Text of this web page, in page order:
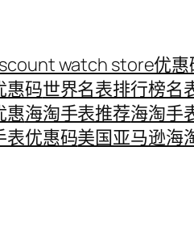
watch store优惠
惠码世界名表排行榜名
惠海淘手表推荐海淘手
表优惠码美国亚马逊海